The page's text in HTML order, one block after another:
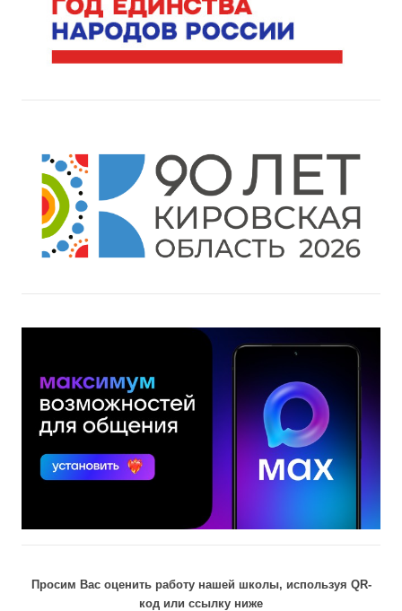
Просим Вас оценить работу нашей школы, используя QR-
код или ссылку ниже